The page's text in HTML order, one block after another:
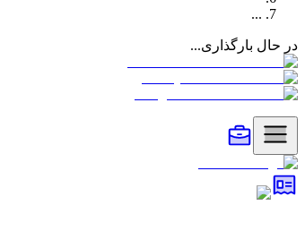
...
در حال بارگذاری...